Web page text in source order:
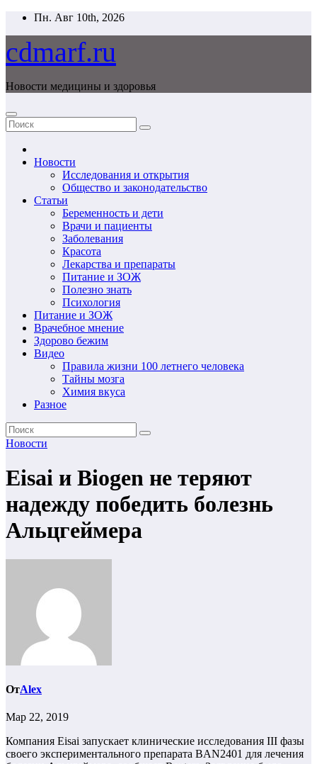
Перейти
содержимому
Пн. Авг 10th, 2026
cdmarf.ru
Новости медицины и здоровья
Новости
Исследования и открытия
Общество и законодательство
Статьи
Беременность и дети
Врачи и пациенты
Заболевания
Красота
Лекарства и препараты
Питание и ЗОЖ
Полезно знать
Психология
Питание и ЗОЖ
Врачебное мнение
Здорово бежим
Видео
Правила жизни 100 летнего человека
Тайны мозга
Химия вкуса
Разное
Новости
Eisai и Biogen не теряют
надежду победить болезнь
Альцгеймера
ОтAlex
Мар 22, 2019
Компания Eisai запускает клинические исследования III фазы
своего экспериментального препарата BAN2401 для лечения